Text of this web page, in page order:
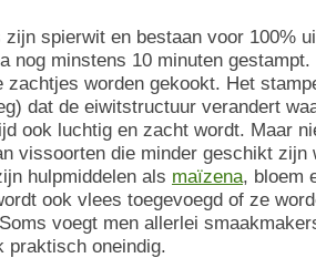
spierwit en bestaan voor 100%
nog minstens 10 minuten
zachtjes worden gekookt. Het
dat de eiwitstructuur verandert
ook luchtig en zacht wordt. Maar
vissoorten die minder geschikt zijn
hulpmiddelen als maïzena, bloem
ook vlees toegevoegd of ze
voegt men allerlei
praktisch oneindig.